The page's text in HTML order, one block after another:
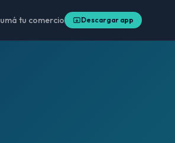
tu comercio Descargar app